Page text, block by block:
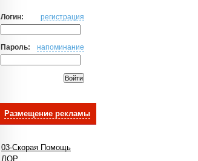
Логин: регистрация
Пароль: напоминание
Размещение рекламы
03-Скорая Помощь
ЛОР